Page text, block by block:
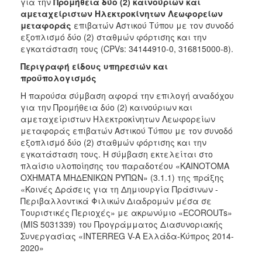
αμεταχείριστων Ηλεκτροκίνητων Λεωφορείων
μεταφοράς επιβατών Αστικού Τύπου με τον συνοδό
εξοπλισμό δύο (2) σταθμών φόρτισης και την
εγκατάσταση τους (CPVs: 34144910-0, 316815000-8).
Περιγραφή είδους υπηρεσιών και
προϋπολογισμός
Η παρούσα σύμβαση αφορά την επιλογή αναδόχου
για την Προμήθεια δύο (2) καινούριων και
αμεταχείριστων Ηλεκτροκίνητων Λεωφορείων
μεταφοράς επιβατών Αστικού Τύπου με τον συνοδό
εξοπλισμό δύο (2) σταθμών φόρτισης και την
εγκατάσταση τους. Η σύμβαση εκτελείται στο
πλαίσιο υλοποίησης του παραδοτέου «ΚΑΙΝΟΤΟΜΑ
ΟΧΗΜΑΤΑ ΜΗΔΕΝΙΚΩΝ ΡΥΠΩΝ» (3.1.1) της πράξης
«Κοινές Δράσεις για τη Δημιουργία Πράσινων -
Περιβαλλοντικά Φιλικών Διαδρομών μέσα σε
Τουριστικές Περιοχές» με ακρωνύμιο «ECOROUTs»
(MIS 5031339) του Προγράμματος Διασυνοριακής
Συνεργασίας «INTERREG V-Α Ελλάδα-Κύπρος 2014-
2020»